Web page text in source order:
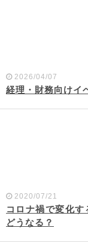
2026/04/07
経理・財務向けイ
2020/07/21
コロナ禍で変化
どうなる？